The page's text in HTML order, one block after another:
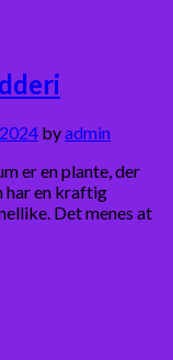
byadmin
er en plante, der
har en kraftig
Det menes at